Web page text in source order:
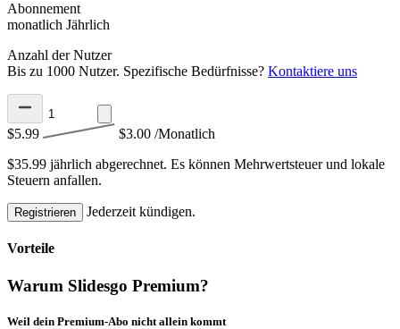
Abonnement
monatlich Jährlich
Anzahl der Nutzer
Bis zu 1000 Nutzer. Spezifische Bedürfnisse? Kontaktiere uns
$5.99 $3.00 /Monatlich
$35.99 jährlich abgerechnet. Es können Mehrwertsteuer und lokale
Steuern anfallen.
Registrieren Jederzeit kündigen.
Vorteile
Warum Slidesgo Premium?
Weil dein Premium-Abo nicht allein kommt